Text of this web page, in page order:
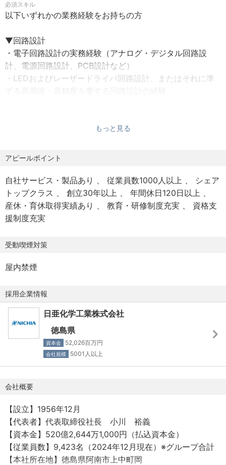
（アナログ／デジタル回路、電源回路、PCB設計、EMC設
計など）および評価
・マイコンやFPGAを用いた組込系ソフトウェアの設計、制
御アルゴリズムの実装、デバッグ、最適化
・ハードウェアとソフトウェアの統合テスト、および高信
頼性・高精度が求められる環境下での検証業務
・開発プロジェクトの推進・管理、ベンダーコントロー
・光学シミュレーションを用いた性能評価：光線追跡、波
動光学解析、熱・構造解析を組み合わせた複合的なシミュ
レーション
・プロトタイプの検証と評価：光束、配光、色温度、熱特
性などを多角的に評価し、設計へのフィードバック
・光学材料の選定、製造プロセスへの検討・改善提案
の連携による製品開発推進
の機構設計
・構造設計：筐体、支持構造、内部部品の配置設計（樹
脂、金属部品など）
・放熱設計：熱管理のための放熱機構の設計および最適
化、熱流体解析による評価と改善
・CADソフトウェアを用いた設計作業
技術提案、仕様調整
・MBD（モデルベース開発）やデータサイエンスを活用し
た設計・評価プロセスの高度化推進
・GW
・夏季休暇
・慶弔休暇
・有給休暇
【待遇・福利厚生】
・家族用社宅（2LDK～3LDK）
昇給：年1回
賞与：年2回
＜諸手当＞
・役職手当
・時間外勤務手当
・通勤手当
└会社規定に基づき支給（最大:1万5,500円）
＜その他＞
・マイカー通勤可
・独身用社宅（1R）
・家族用社宅（2LDK～3LDK）
・育児休業制度
・介護休業制度
・退職年金制度
・社員持株制
・社内クラブ活動
必須スキル
以下いずれかの業務経験をお持ちの方
▼回路設計
・電子回路設計の実務経験（アナログ・デジタル回路設
計、電源回路設計、PCB設計など）
・LEDおよびレーザードライバ回路設計、またはそれに準
・FPGA設計経験（VHDL、Verilog-HDLなど）
▼光学設計
般照明、プロジェクタ、レーザー光学系、光学薄膜など）
・幾何光学シミュレーションソフトウェアの使用経験
・CADソフトウェアの使用経験
・機構設計の実務経験
・熱流体解析ソフトウェアの使用経験
・放熱設計に関する知識および実務経験
・製品の強度評価、耐久性試験または振動解析の経験
＜求める人物像＞
・主体的に課題を見つけ、解決策を考案し、行動に移せる
・新しい技術や未知の領域にも前向きに取り組み、楽しみ
・チームワークを重視し、周囲と協力しながら目標達成に
・困難な状況でも物事を前向きに捉え、工夫を凝らして楽
しめる方
もっと見る
アピールポイント
自社サービス・製品あり 従業員数1000人以上
シェア
トップクラス
創立30年以上
年間休日120日以上
産休・育休取得実績あり
教育・研修制度充実
資格支
援制度充実
受動喫煙対策
屋内禁煙
採用企業情報
日亜化学工業株式会社
徳島県
資本金 52,026百万円
会社規模 5001人以上
会社概要
【設立】1956年12月
【代表者】代表取締役社長 小川 裕義
【資本金】520億2,644万1,000円（払込資本金）
【従業員数】9,423名（2024年12月現在）※グループ合計
【本社所在地】徳島県阿南市上中町岡